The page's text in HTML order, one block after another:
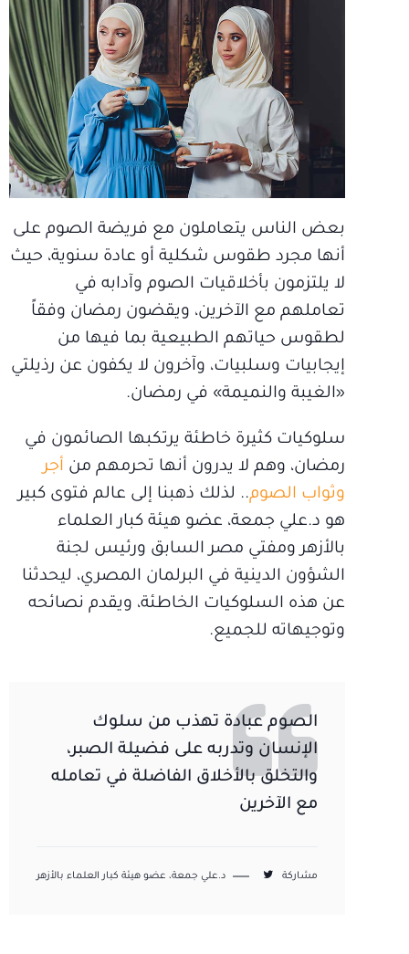
بعض الناس يتعاملون مع فريضة الصوم على
أنها مجرد طقوس شكلية أو عادة سنوية، حيث
لا يلتزمون بأخلاقيات الصوم وآدابه في
تعاملهم مع الآخرين، ويقضون رمضان وفقاً
لطقوس حياتهم الطبيعية بما فيها من
إيجابيات وسلبيات، وآخرون لا يكفون عن رذيلتي
«الغيبة والنميمة» في رمضان.
سلوكيات كثيرة خاطئة يرتكبها الصائمون في
رمضان، وهم لا يدرون أنها تحرمهم من أجر
وثواب الصوم.. لذلك ذهبنا إلى عالم فتوى كبير
هو د.علي جمعة، عضو هيئة كبار العلماء
بالأزهر ومفتي مصر السابق ورئيس لجنة
الشؤون الدينية في البرلمان المصري، ليحدثنا
عن هذه السلوكيات الخاطئة، ويقدم نصائحه
وتوجيهاته للجميع.
الصوم عبادة تهذب من سلوك
الإنسان وتدربه على فضيلة الصبر،
والتخلق بالأخلاق الفاضلة في تعامله
مع الآخرين
مشاركة د.علي جمعة، عضو هيئة كبار العلماء بالأزهر